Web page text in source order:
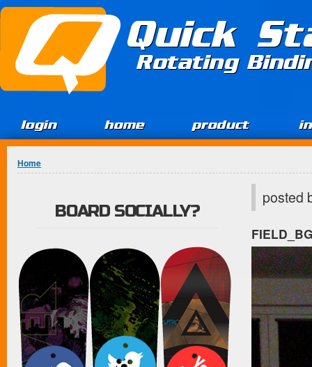
Jump to Content
Quick
Rotating
login home product
You are here
Home
posted
BOARD SOCIALLY?